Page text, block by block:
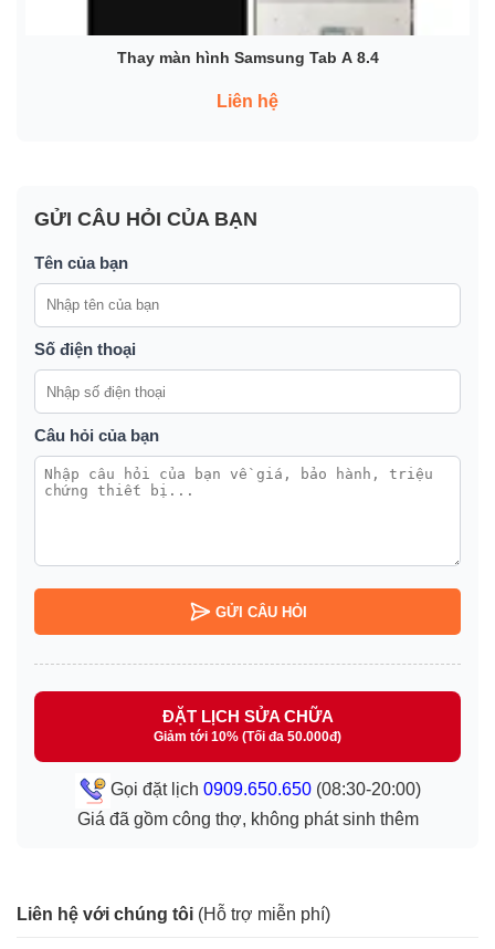
Thay màn hình Samsung Tab A 8.4
Liên hệ
GỬI CÂU HỎI CỦA BẠN
Tên của bạn
Số điện thoại
Câu hỏi của bạn
GỬI CÂU HỎI
ĐẶT LỊCH SỬA CHỮA
Giảm tới 10% (Tối đa 50.000đ)
Gọi đặt lịch 0909.650.650(08:30-20:00)
Giá đã gồm công thợ, không phát sinh thêm
Liên hệ với chúng tôi (Hỗ trợ miễn phí)